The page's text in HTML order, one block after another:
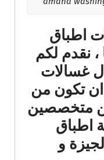
اطباق
، نقدم لكم
غسالات
ان تكون من
متخصصين
اطباق
و